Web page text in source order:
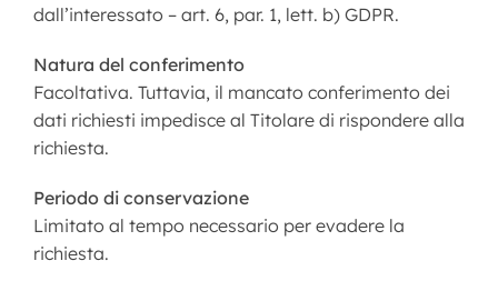
dall’interessato – art. 6, par. 1, lett. b) GDPR.
Natura del conferimento
Facoltativa. Tuttavia, il mancato conferimento dei
dati richiesti impedisce al Titolare di rispondere alla
richiesta.
Periodo di conservazione
Limitato al tempo necessario per evadere la
richiesta.